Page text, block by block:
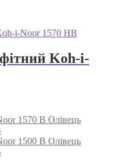
Koh-i-
Олівець
Олівець